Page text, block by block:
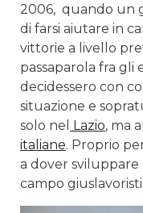
2006, quando un
di farsi aiutare in
vittorie a livello
passaparola fra gli
decidessero con
situazione e
solo nel Lazio, ma
italiane. Proprio
a dover sviluppare
campo